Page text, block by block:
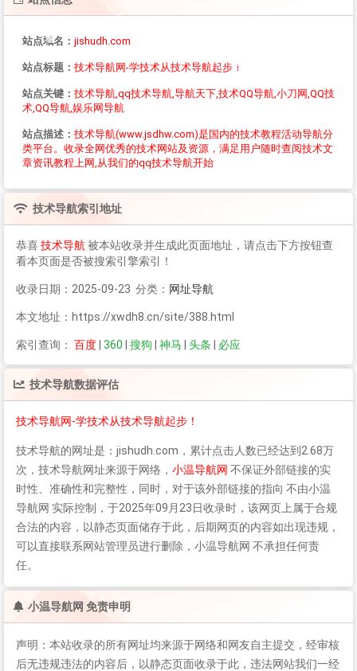
站点域名： jishudh.com
站点标题： 技术导航网-学技术从技术导航起步！
站点关键： 技术导航,qq技术导航,导航天下,技术QQ导航,小刀网,QQ技
术,QQ导航,娱乐网导航
站点描述： 技术导航(www.jsdhw.com)是国内的技术教程活动导航分
类平台。收录全网优秀的技术网站及资源，满足用户随时查阅技术文
章资讯教程上网,从我们的qq技术导航开始
技术导航索引地址
恭喜技术导航 被本站收录并生成此页面地址，请点击下方按钮查
看本页面是否被搜索引擎索引！
收录日期：2025-09-23 分类： 网址导航
本文地址：https://xwdh8.cn/site/388.html
索引查询： 百度 360 搜狗 神马 头条 必应
技术导航数据评估
技术导航网-学技术从技术导航起步！
技术导航的网址是：jishudh.com，累计点击人数已经达到2.68万
次， 技术导航网址来源于网络， 小温导航网 不保证外部链接的实
时性、准确性和完整性，同时，对于该外部链接的指向 不由小温
导航网 实际控制，于2025年09月23日收录时，该网页上属于合规
合法的内容，以静态页面储存于此，后期网页的内容如出现违规，
可以直接联系网站管理员进行删除，小温导航网 不承担任何责
任。
小温导航网 免责申明
声明：本站收录的所有网址均来源于网络和网友自主提交，经审核
后无违规违法的内容后，以静态页面收录于此，违法网站我们一经